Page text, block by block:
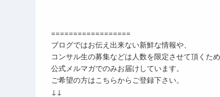
==================
ブログではお伝え出来ない新鮮な情報や、
コンサル生の募集などは人数を限定させて頂くため
公式メルマガでのみお届けしています。
ご希望の方はこちらからご登録下さい。
↓↓